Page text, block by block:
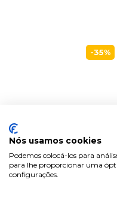
-35%
Nós usamos cookies
Podemos colocá-los para
para lhe proporcionar uma
configurações.